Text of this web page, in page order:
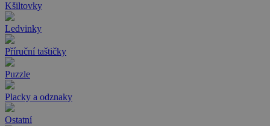
Kšiltovky
Ledvinky
Příruční taštičky
Puzzle
Placky a odznaky
Ostatní